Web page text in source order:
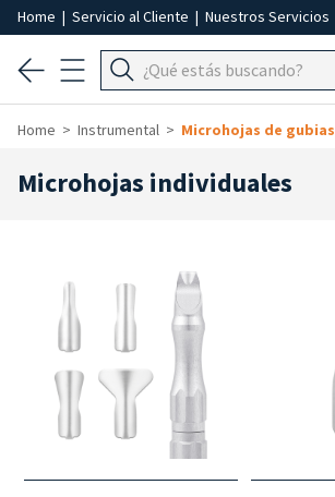
Home | Servicio al Cliente | Nuestros Servicios
Home Instrumental Microhojas de gubias
Microhojas individuales